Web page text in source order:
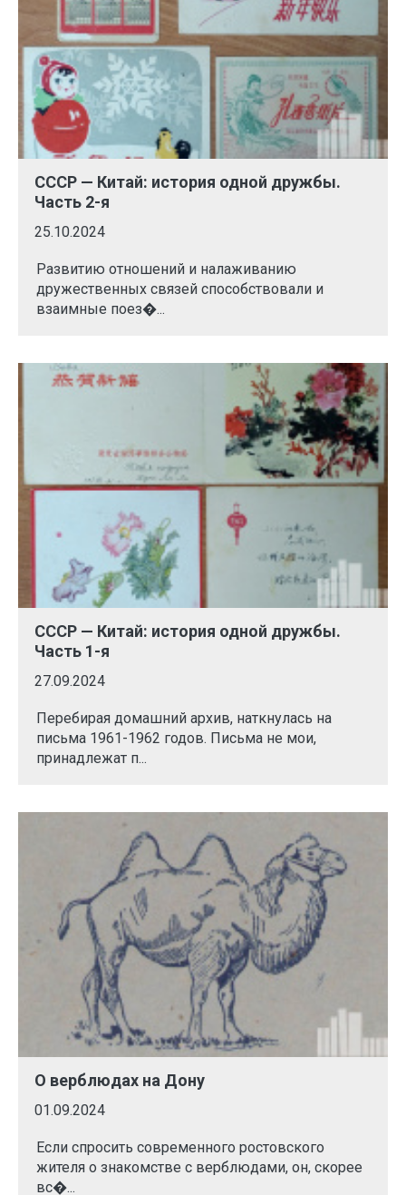
СССР — Китай: история одной дружбы.
Часть 2-я
25.10.2024
Развитию отношений и налаживанию
дружественных связей способствовали и
взаимные поез�...
СССР — Китай: история одной дружбы.
Часть 1-я
27.09.2024
Перебирая домашний архив, наткнулась на
письма 1961-1962 годов. Письма не мои,
принадлежат п...
О верблюдах на Дону
01.09.2024
Если спросить современного ростовского
жителя о знакомстве с верблюдами, он, скорее
вс�...